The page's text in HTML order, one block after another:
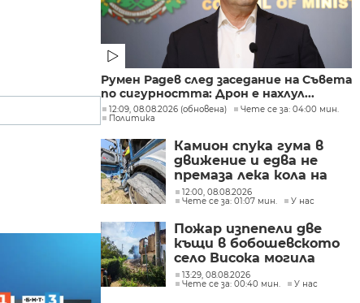
Румен Радев след заседание на Съвета
по сигурността: Дрон е нахлул...
12:09, 08.08.2026 (обновена)
Чете се за: 04:00 мин.
Политика
Камион спука гума в
движение и едва не
премаза лека кола на
Подбалканския път
(СНИМКИ)
12:00, 08.08.2026
Чете се за: 01:07 мин.
У нас
Пожар изпепели две
къщи в бобошевското
село Висока могила
(СНИМКИ)
13:29, 08.08.2026
Чете се за: 00:40 мин.
У нас